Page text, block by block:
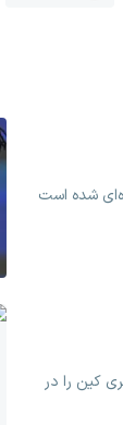
شده است
کین را در